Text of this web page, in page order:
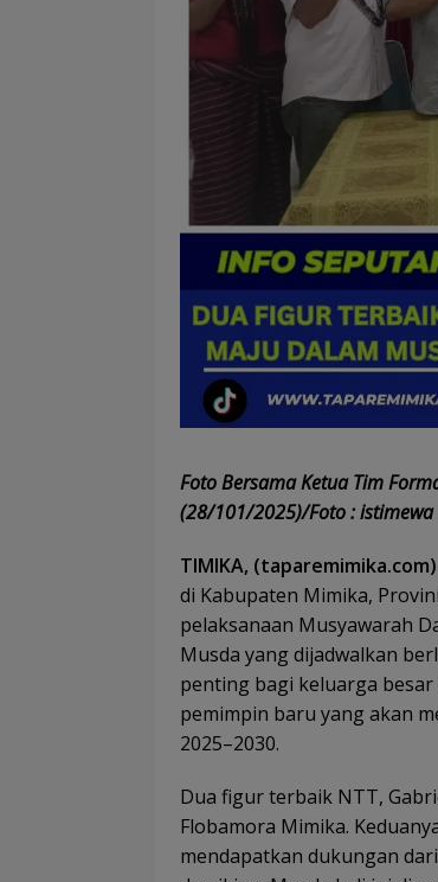
Foto Bersama Ketua Tim
(28/101/2025)/Foto : istimewa
TIMIKA, (taparemimika.com)
di Kabupaten Mimika,
pelaksanaan Musyawarah
Musda yang dijadwalkan
penting bagi keluarga
pemimpin baru yang akan
2025–2030.
Dua figur terbaik NTT,
Flobamora Mimika.
mendapatkan dukungan